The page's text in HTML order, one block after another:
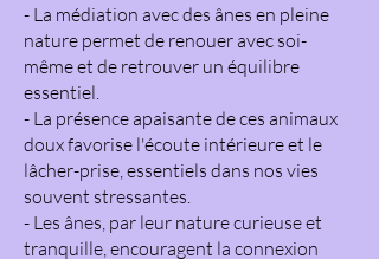
- La médiation avec des ânes en pleine
nature permet de renouer avec soi-
même et de retrouver un équilibre
essentiel.
- La présence apaisante de ces animaux
doux favorise l'écoute intérieure et le
lâcher-prise, essentiels dans nos vies
souvent stressantes.
- Les ânes, par leur nature curieuse et
tranquille, encouragent la connexion